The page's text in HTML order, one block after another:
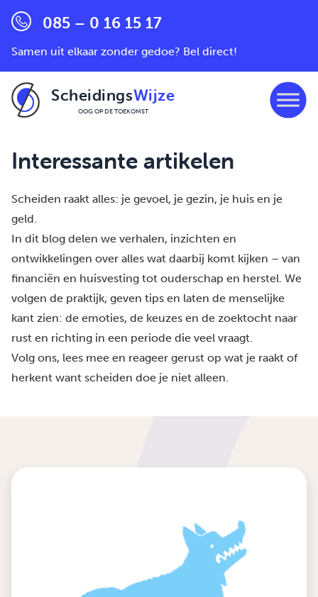
085 – 0 16 15 17
Samen uit elkaar zonder gedoe? Bel direct!
ScheidingsWijze
OOG OP DE TOEKOMST
Interessante artikelen
Scheiden raakt alles: je gevoel, je gezin, je huis en je
geld.
In dit blog delen we verhalen, inzichten en
ontwikkelingen over alles wat daarbij komt kijken – van
financiën en huisvesting tot ouderschap en herstel. We
volgen de praktijk, geven tips en laten de menselijke
kant zien: de emoties, de keuzes en de zoektocht naar
rust en richting in een periode die veel vraagt.
Volg ons, lees mee en reageer gerust op wat je raakt of
herkent want scheiden doe je niet alleen.